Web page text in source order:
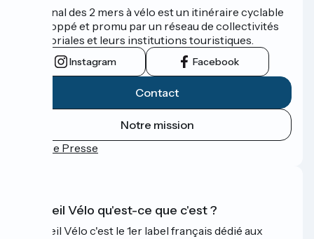
Le Canal des 2 mers à vélo est un itinéraire cyclable
développé et promu par un réseau de collectivités
territoriales et leurs institutions touristiques.
Instagram Facebook
Contact
Notre mission
Espace Presse
Accueil Vélo qu'est-ce que c'est ?
Accueil Vélo c'est le 1er label français dédié aux